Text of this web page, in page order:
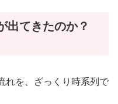
出てきたのか？
れを、ざっくり時系列で